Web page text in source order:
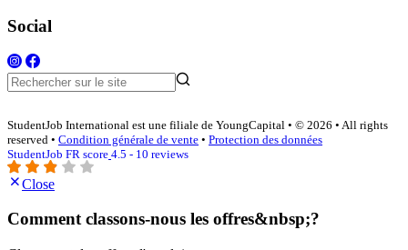
Social
StudentJob International est une filiale de YoungCapital • © 2026 • All rights
reserved • Condition générale de vente • Protection des données
StudentJob FR score 4.5 - 10 reviews
Close
Comment classons-nous les offres&nbsp;?